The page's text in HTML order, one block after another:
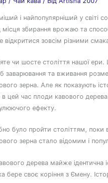
і найпопулярніший у світі
місця збирання врожаю та
відкритися зовсім різними
чи шосте століття нашої
заварювання та вживання
зерна. Але як показують
цей час плоди кавового
ефекту.
було пройти століттям, поки
зерна стало відомим і
дерева майже ідентична
бере своє коріння з Ємену.